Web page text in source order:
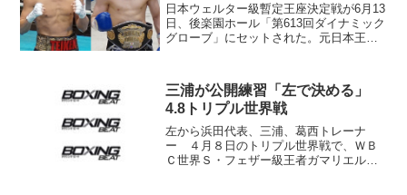
日本ウェルター級暫定王座決定戦が6月13
日、後楽園ホール「第613回ダイナミック
グローブ」にセットされた。元日本王者
が対戦する。 日本ウェルター級タイト
ルマッチは当...
三浦が公開練習「左で決める」
4.8トリプル世界戦
左から浜田代表、三浦、葛西トレーナ
ー ４月８日のトリプル世界戦で、ＷＢ
Ｃ世界Ｓ・フェザー級王者ガマリエル・